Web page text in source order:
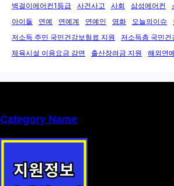
벽걸이에어컨1등급
사건사고 사회 삼성에어컨
아이돌
연예 연예계 연예인 영화 오늘의이슈
저소득 주민 국민건강보험료 지원
저소득층 국민건
체육시설 이용요금 감면
출산장려금 지원 해외연
Category Name